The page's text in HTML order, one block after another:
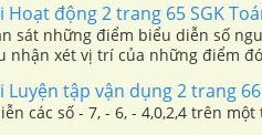
Hoạt động 2 trang 65 SGK
sát những điểm biểu diễn số
nhận xét vị trí của những điểm
Luyện tập vận dụng 2 trang
Biểu diễn các số - 7, - 6, - 4,0,2,4 trên